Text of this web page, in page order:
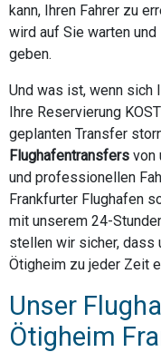
kann, Ihren Fahrer zu
wird auf Sie warten
geben.
Und was ist, wenn sich
Ihre Reservierung
geplanten Transfer
Flughafentransfers von
und professionellen
Frankfurter Flughafen
mit unserem 24-
stellen wir sicher, dass
Ötigheim zu jeder Zeit
Unser
Ötigheim